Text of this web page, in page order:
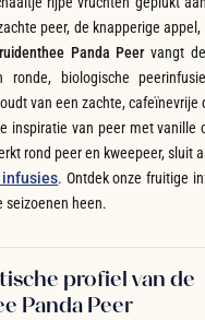
peer, de knapperige
Panda Peervangt
biologische
van een zachte, cafeïnevrije
inspiratie van peer met vanille
rond peer en kweepeer, sluit
infusies. Ontdek onze fruitige
seizoenen heen.
profiel van de
Panda Peer